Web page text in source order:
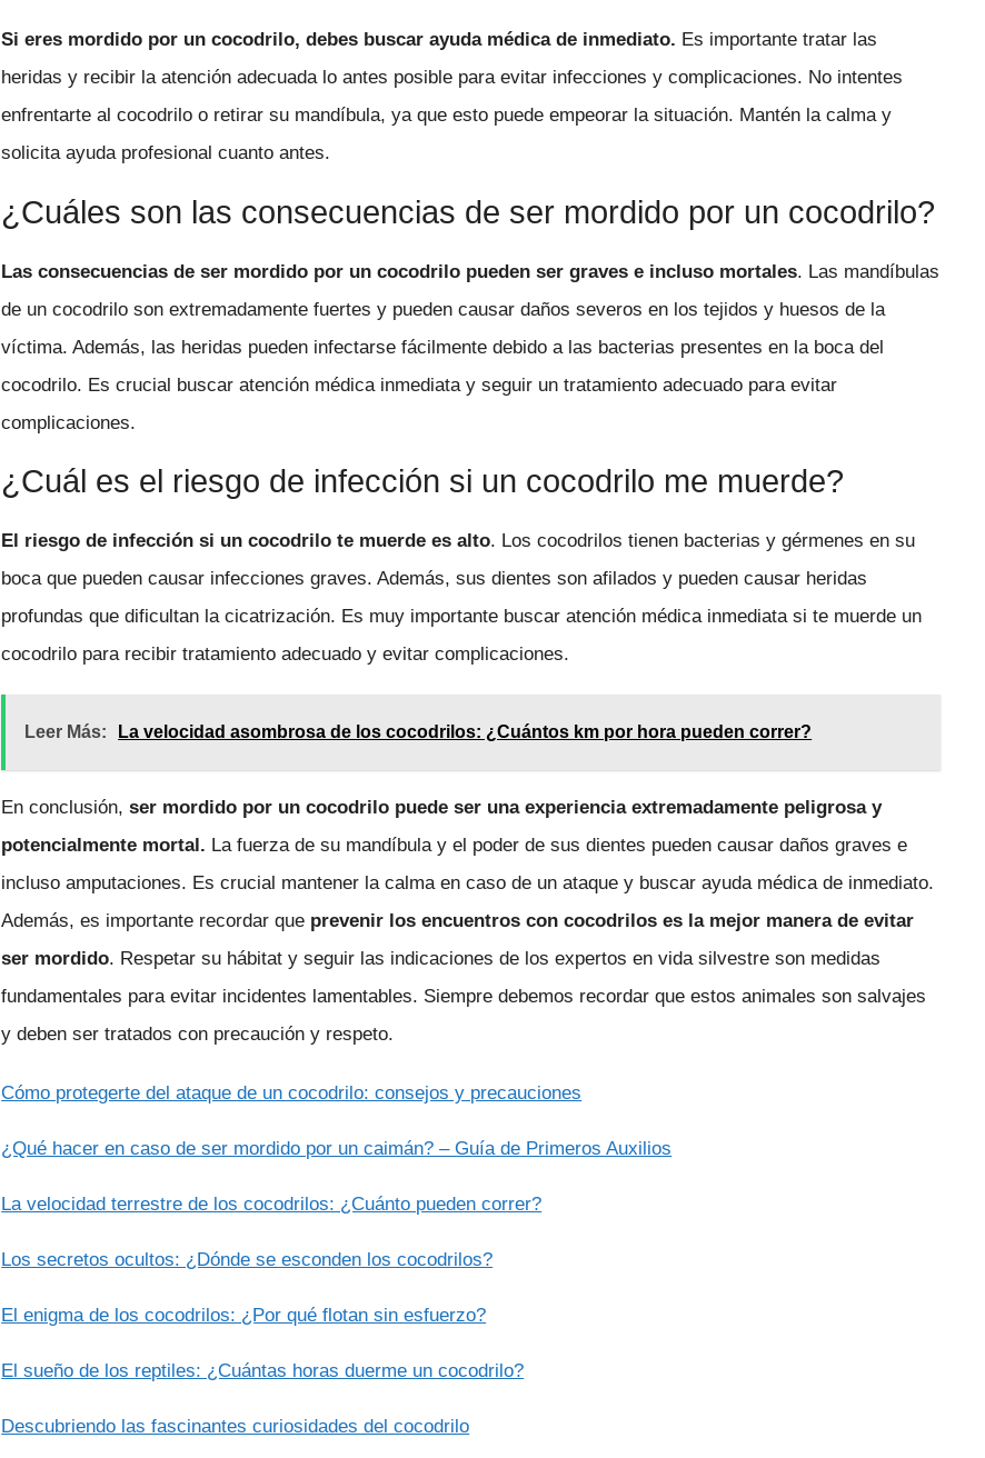
Si eres mordido por un cocodrilo, debes buscar ayuda médica de inmediato. Es importante tratar las
heridas y recibir la atención adecuada lo antes posible para evitar infecciones y complicaciones. No intentes
enfrentarte al cocodrilo o retirar su mandíbula, ya que esto puede empeorar la situación. Mantén la calma y
solicita ayuda profesional cuanto antes.
¿Cuáles son las consecuencias de ser mordido por un cocodrilo?
Las consecuencias de ser mordido por un cocodrilo pueden ser graves e incluso mortales. Las mandíbulas
de un cocodrilo son extremadamente fuertes y pueden causar daños severos en los tejidos y huesos de la
víctima. Además, las heridas pueden infectarse fácilmente debido a las bacterias presentes en la boca del
cocodrilo. Es crucial buscar atención médica inmediata y seguir un tratamiento adecuado para evitar
complicaciones.
¿Cuál es el riesgo de infección si un cocodrilo me muerde?
El riesgo de infección si un cocodrilo te muerde es alto. Los cocodrilos tienen bacterias y gérmenes en su
boca que pueden causar infecciones graves. Además, sus dientes son afilados y pueden causar heridas
profundas que dificultan la cicatrización. Es muy importante buscar atención médica inmediata si te muerde un
cocodrilo para recibir tratamiento adecuado y evitar complicaciones.
Leer Más: La velocidad asombrosa de los cocodrilos: ¿Cuántos km por hora pueden correr?
En conclusión,ser mordido por un cocodrilo puede ser una experiencia extremadamente peligrosa y
potencialmente mortal. La fuerza de su mandíbula y el poder de sus dientes pueden causar daños graves e
incluso amputaciones. Es crucial mantener la calma en caso de un ataque y buscar ayuda médica de inmediato.
Además, es importante recordar que prevenir los encuentros con cocodrilos es la mejor manera de evitar
ser mordido. Respetar su hábitat y seguir las indicaciones de los expertos en vida silvestre son medidas
fundamentales para evitar incidentes lamentables. Siempre debemos recordar que estos animales son salvajes
y deben ser tratados con precaución y respeto.
Cómo protegerte del ataque de un cocodrilo: consejos y precauciones
¿Qué hacer en caso de ser mordido por un caimán? – Guía de Primeros Auxilios
La velocidad terrestre de los cocodrilos: ¿Cuánto pueden correr?
Los secretos ocultos: ¿Dónde se esconden los cocodrilos?
El enigma de los cocodrilos: ¿Por qué flotan sin esfuerzo?
El sueño de los reptiles: ¿Cuántas horas duerme un cocodrilo?
Descubriendo las fascinantes curiosidades del cocodrilo